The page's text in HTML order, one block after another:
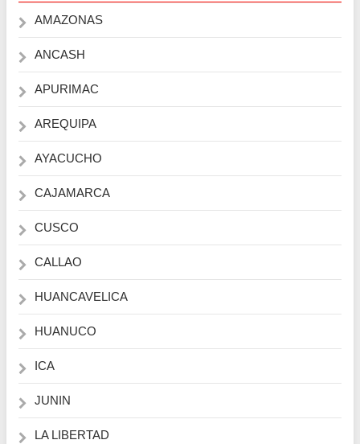
AMAZONAS
ANCASH
APURIMAC
AREQUIPA
AYACUCHO
CAJAMARCA
CUSCO
CALLAO
HUANCAVELICA
HUANUCO
ICA
JUNIN
LA LIBERTAD